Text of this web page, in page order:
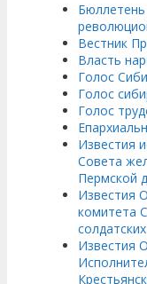
Вестник
Власть
Голос
Голос
Голос
Известия
Совета
Пермской
Известия
комитета
Известия